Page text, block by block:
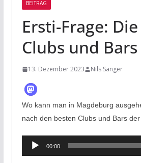
BEITRAG
Ersti-Frage:
Clubs und Bars
13. Dezember 2023 Nils Sänger
Wo kann man in Magdeburg
nach den besten Clubs und Bars der
Audio-
Player
00:00